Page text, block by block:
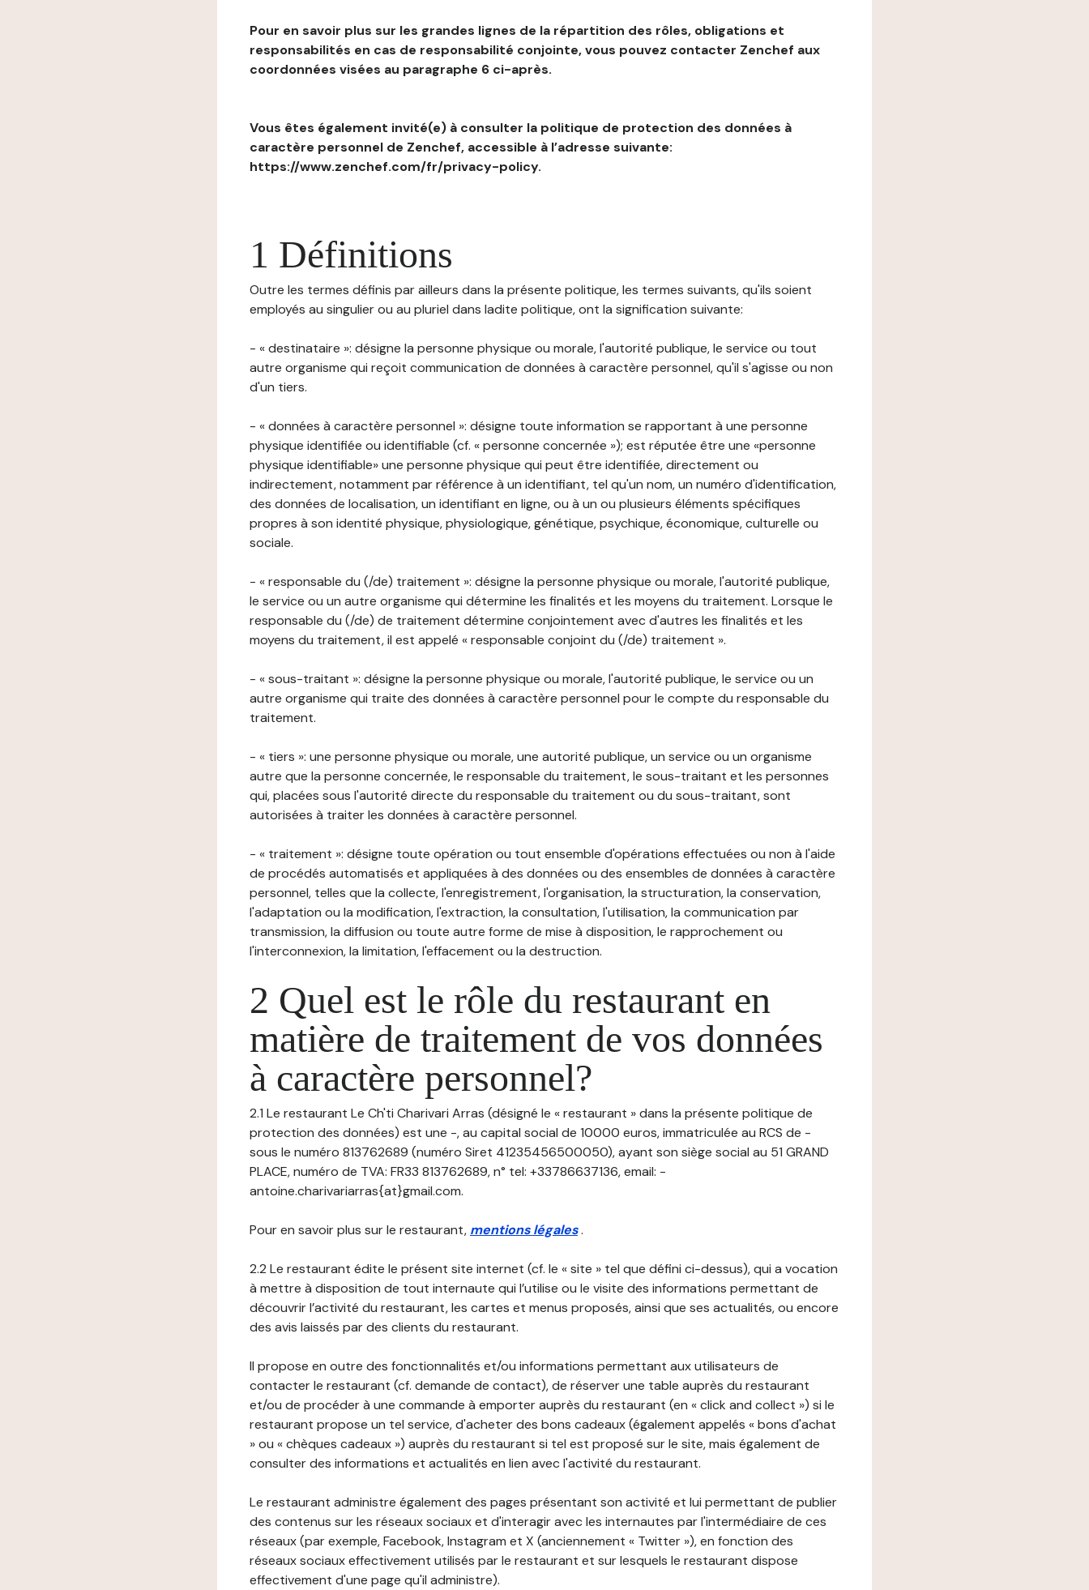
Pour en savoir plus sur les grandes lignes de la répartition des rôles, obligations et
responsabilités en cas de responsabilité conjointe, vous pouvez contacter Zenchef aux
coordonnées visées au paragraphe 6 ci-après.
Vous êtes également invité(e) à consulter la politique de protection des données à
caractère personnel de Zenchef, accessible à l’adresse suivante:
https://www.zenchef.com/fr/privacy-policy.
1 Définitions
Outre les termes définis par ailleurs dans la présente politique, les termes suivants, qu'ils soient
employés au singulier ou au pluriel dans ladite politique, ont la signification suivante:
- « destinataire »: désigne la personne physique ou morale, l'autorité publique, le service ou tout
autre organisme qui reçoit communication de données à caractère personnel, qu'il s'agisse ou non
d'un tiers.
- « données à caractère personnel »: désigne toute information se rapportant à une personne
physique identifiée ou identifiable (cf. « personne concernée »); est réputée être une «personne
physique identifiable» une personne physique qui peut être identifiée, directement ou
indirectement, notamment par référence à un identifiant, tel qu'un nom, un numéro d'identification,
des données de localisation, un identifiant en ligne, ou à un ou plusieurs éléments spécifiques
propres à son identité physique, physiologique, génétique, psychique, économique, culturelle ou
sociale.
- « responsable du (/de) traitement »: désigne la personne physique ou morale, l'autorité publique,
le service ou un autre organisme qui détermine les finalités et les moyens du traitement. Lorsque le
responsable du (/de) de traitement détermine conjointement avec d'autres les finalités et les
moyens du traitement, il est appelé « responsable conjoint du (/de) traitement ».
- « sous-traitant »: désigne la personne physique ou morale, l'autorité publique, le service ou un
autre organisme qui traite des données à caractère personnel pour le compte du responsable du
traitement.
- « tiers »: une personne physique ou morale, une autorité publique, un service ou un organisme
autre que la personne concernée, le responsable du traitement, le sous-traitant et les personnes
qui, placées sous l'autorité directe du responsable du traitement ou du sous-traitant, sont
autorisées à traiter les données à caractère personnel.
- « traitement »: désigne toute opération ou tout ensemble d'opérations effectuées ou non à l'aide
de procédés automatisés et appliquées à des données ou des ensembles de données à caractère
personnel, telles que la collecte, l'enregistrement, l'organisation, la structuration, la conservation,
l'adaptation ou la modification, l'extraction, la consultation, l'utilisation, la communication par
transmission, la diffusion ou toute autre forme de mise à disposition, le rapprochement ou
l'interconnexion, la limitation, l'effacement ou la destruction.
2 Quel est le rôle du restaurant en
matière de traitement de vos données
à caractère personnel?
2.1 Le restaurant Le Ch'ti Charivari Arras (désigné le « restaurant » dans la présente politique de
protection des données) est une -, au capital social de 10000 euros, immatriculée au RCS de -
sous le numéro 813762689 (numéro Siret 41235456500050), ayant son siège social au 51 GRAND
PLACE, numéro de TVA: FR33 813762689, n° tel: +33786637136, email: -
antoine.charivariarras{at}gmail.com.
Pour en savoir plus sur le restaurant, mentions légales.
2.2 Le restaurant édite le présent site internet (cf. le « site » tel que défini ci-dessus), qui a vocation
à mettre à disposition de tout internaute qui l’utilise ou le visite des informations permettant de
découvrir l’activité du restaurant, les cartes et menus proposés, ainsi que ses actualités, ou encore
des avis laissés par des clients du restaurant.
Il propose en outre des fonctionnalités et/ou informations permettant aux utilisateurs de
contacter le restaurant (cf. demande de contact), de réserver une table auprès du restaurant
et/ou de procéder à une commande à emporter auprès du restaurant (en « click and collect ») si le
restaurant propose un tel service, d'acheter des bons cadeaux (également appelés « bons d'achat
» ou « chèques cadeaux ») auprès du restaurant si tel est proposé sur le site, mais également de
consulter des informations et actualités en lien avec l'activité du restaurant.
Le restaurant administre également des pages présentant son activité et lui permettant de publier
des contenus sur les réseaux sociaux et d'interagir avec les internautes par l'intermédiaire de ces
réseaux (par exemple, Facebook, Instagram et X (anciennement « Twitter »), en fonction des
réseaux sociaux effectivement utilisés par le restaurant et sur lesquels le restaurant dispose
effectivement d'une page qu'il administre).